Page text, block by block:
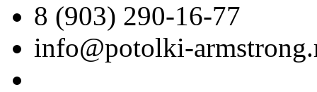
8 (903) 290-16-77
info@potolki-